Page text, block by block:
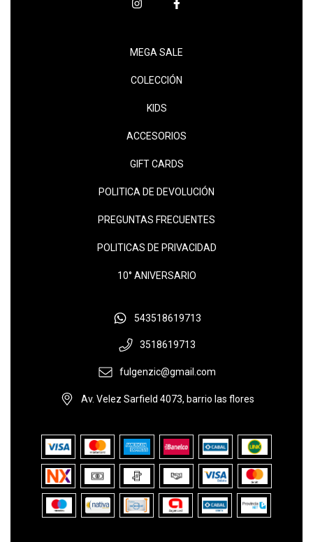
MEGA SALE
COLECCIÓN
KIDS
ACCESORIOS
GIFT CARDS
POLITICA DE DEVOLUCIÓN
PREGUNTAS FRECUENTES
POLITICAS DE PRIVACIDAD
10° ANIVERSARIO
543518619713
3518619713
fulgenzic@gmail.com
Av. Velez Sarfield 4073, barrio las flores